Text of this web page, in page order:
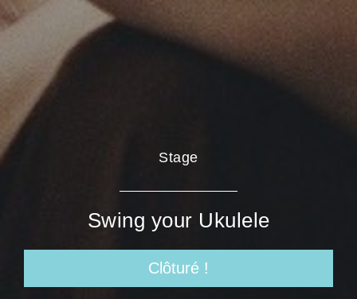
Stage
Swing your Ukulele
Clôturé !